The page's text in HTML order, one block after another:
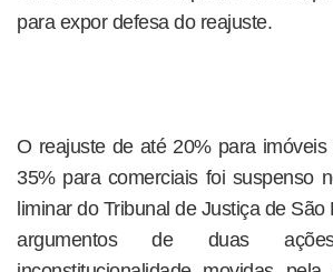
para expor defesa do reajuste.
O reajuste de até 20% para
35% para comerciais foi suspenso
liminar do Tribunal de Justiça de
argumentos de duas